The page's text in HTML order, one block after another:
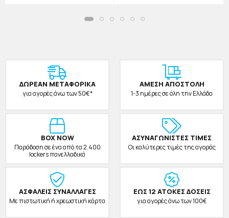
ΔΩΡΕAΝ ΜΕΤΑΦΟΡΙΚΑ
για αγορές άνω των 50€*
ΑΜΕΣΗ ΑΠΟΣΤΟΛΗ
1-3 ημέρες σε όλη την Ελλάδα
BOX NOW
Παράδοση σε ένα από τα 2.400
lockers πανελλαδικά
ΑΣΥΝΑΓΩΝΙΣΤΕΣ ΤΙΜΕΣ
Οι καλύτερες τιμές της αγοράς
ΑΣΦΑΛΕΙΣ ΣΥΝΑΛΛΑΓΕΣ
Με πιστωτική ή χρεωστική κάρτα
ΕΩΣ 12 ΑΤΟΚΕΣ ΔΟΣΕΙΣ
για αγορές άνω των 100€